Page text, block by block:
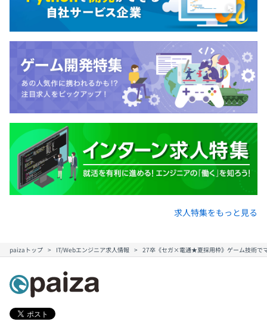
求人特集をもっと見る
paizaトップ IT/Webエンジニア求人情報 27卒《セガ×電通★夏採用枠》ゲーム技術で